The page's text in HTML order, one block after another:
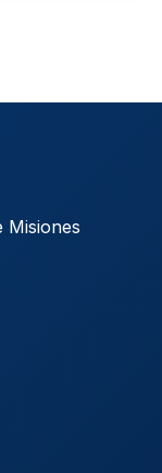
Misiones